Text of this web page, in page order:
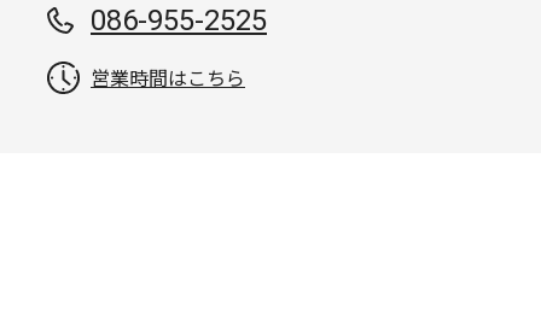
086-955-2525
営業時間はこちら